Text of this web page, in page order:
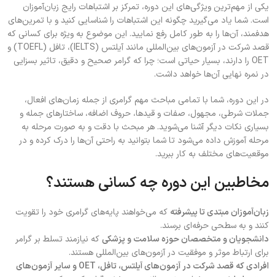
یکی از مهم‌ترین ویژگی‌های این دوره، تمرکز بر اشتباهات رایج زبان‌آموزان
است. شما یاد می‌گیرید چگونه این اشتباهات را شناسایی کنید و با تمرین‌های
هدفمند، آن‌ها را به طور کامل رفع نمایید. این موضوع به ویژه برای کسانی که
قصد شرکت در آزمون‌های بین‌المللی مانند آیلتس (IELTS) ، تافل (TOEFL)
و
OET را دارند، بسیار حیاتی است؛ چرا که گرامر صحیح و دقیق، تاثیر بسزایی
در نمره نهایی آن‌ها خواهد داشت.
در این دوره، شما با تمامی مباحث مهم گرامری از جمله زمان‌های افعال،
جملات شرطی، مجهول، صفات و قیدها، حروف اضافه، ساختارهای جمله و
بسیاری نکات دیگر آشنا می‌شوید. هر مبحث با دقت و به صورت مرحله به
مرحله آموزش داده می‌شود تا شما بتوانید به راحتی آن‌ها را درک کرده و در
موقعیت‌های مختلف به کار ببرید.
مخاطبین ایندوره چهکسانیهستند؟
زبان‌آموزانمبتدیتاپیشرفته که می‌خواهند پایه‌های گرامری خود را تقویت
کنند و به سطحی حرفه‌ای برسند.
دانشجویانو متخصصانحوزهسلامتو پزشکیکه نیازمند تسلط بر گرامر
برای ارتباط موثر و موفقیت در آزمون‌های بین‌المللی هستند.
افرادیکه قصدشرکت در آزمون‌هایآیلتس، تافل، و سایر آزمون‌های